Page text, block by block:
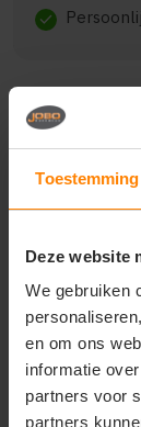
Toestemming
Deze website
We gebruiken
en om ons
informatie
partners voor
partners
check
gewenste
gebruik de
speedway,
karting,